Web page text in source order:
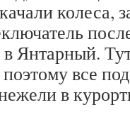
колеса,
в Янтарный.
все
нежели в